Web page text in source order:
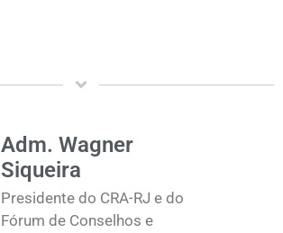
Adm. Wagner
Siqueira
Presidente do CRA-RJ e do
Fórum de Conselhos e